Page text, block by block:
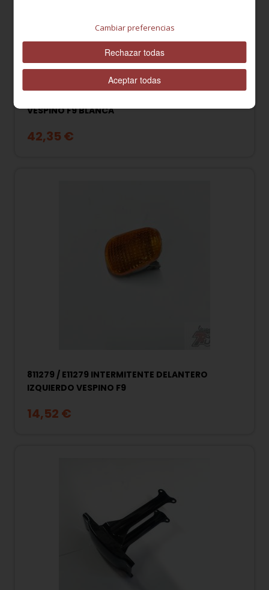
VESPINO F9 BLANCA
42,35 €
811279 / E11279 INTERMITENTE DELANTERO
IZQUIERDO VESPINO F9
14,52 €
Cambiar preferencias
Rechazar todas
Aceptar todas